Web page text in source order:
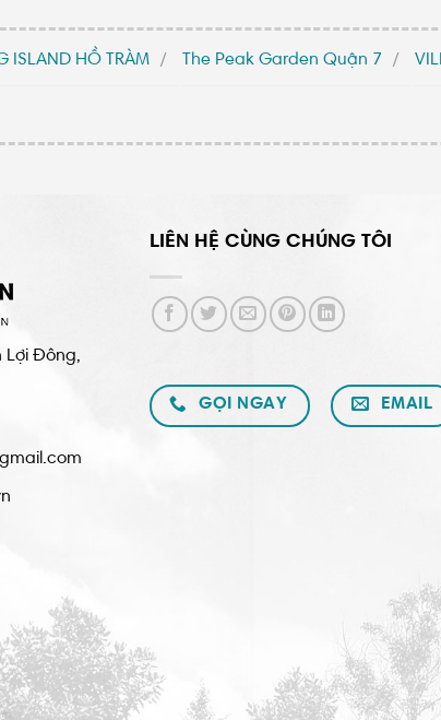
ISLAND HỒ TRÀM The Peak Garden Quận 7
Lợi Đông,
LIÊN HỆ CÙNG CHÚNG TÔI
GỌI NGAY EMAIL